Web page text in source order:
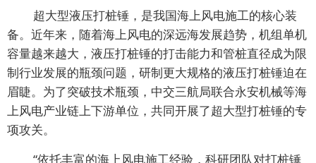
超大型液压打桩锤，是我国海上风电施工的核心装
备。近年来，随着海上风电的深远海发展趋势，机组单机
容量越来越大，液压打桩锤的打击能力和管桩直径成为限
制行业发展的瓶颈问题，研制更大规格的液压打桩锤迫在
眉睫。为了突破技术瓶颈，中交三航局联合永安机械等海
上风电产业链上下游单位，共同开展了超大型打桩锤的专
项攻关。
“依托丰富的海上风电施工经验，科研团队对打桩锤